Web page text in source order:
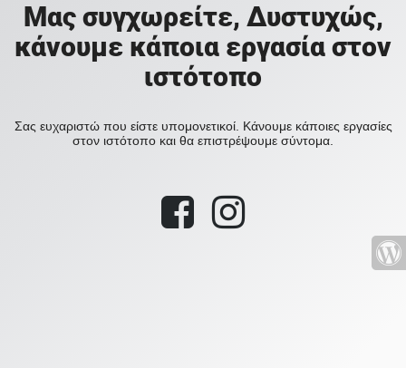
Μας συγχωρείτε, Δυστυχώς,
κάνουμε κάποια εργασία στον
ιστότοπο
Σας ευχαριστώ που είστε υπομονετικοί. Κάνουμε κάποιες εργασίες
στον ιστότοπο και θα επιστρέψουμε σύντομα.